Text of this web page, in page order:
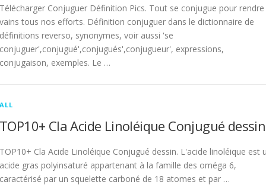
Télécharger Conjuguer Définition Pics. Tout se conjugue pour rendre
vains tous nos efforts. Définition conjuguer dans le dictionnaire de
définitions reverso, synonymes, voir aussi 'se
conjuguer',conjugué',conjugués',conjugueur', expressions,
conjugaison, exemples. Le …
ALL
TOP10+ Cla Acide Linoléique Conjugué dessin
TOP10+ Cla Acide Linoléique Conjugué dessin. L'acide linoléique est
acide gras polyinsaturé appartenant à la famille des oméga 6,
caractérisé par un squelette carboné de 18 atomes et par …